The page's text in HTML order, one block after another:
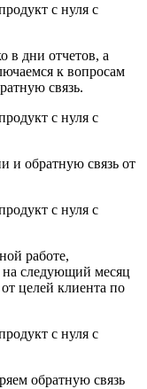
в дни отчетов, а
к вопросам
связь.
и обратную связь от
работе,
на следующий месяц
целей клиента по
обратную связь